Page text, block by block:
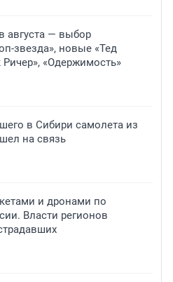
августа — выбор
звезда», новые «Тед
«Одержимость»
в Сибири самолета из
на связь
и дронами по
Власти регионов